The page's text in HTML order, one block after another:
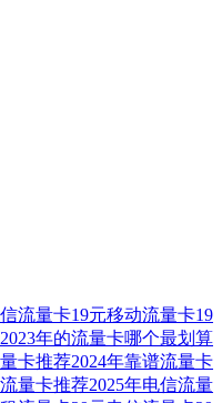
流量卡19元移动流量卡19
2023年的流量卡哪个最划算
卡推荐2024年靠谱流量卡
量卡推荐2025年电信流量